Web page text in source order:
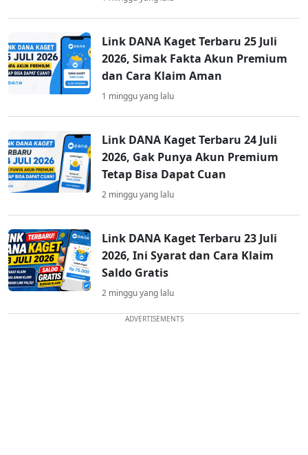
Link DANA Kaget Terbaru 25 Juli
2026, Simak Fakta Akun Premium
dan Cara Klaim Aman
1 minggu yang lalu
Link DANA Kaget Terbaru 24 Juli
2026, Gak Punya Akun Premium
Tetap Bisa Dapat Cuan
2 minggu yang lalu
Link DANA Kaget Terbaru 23 Juli
2026, Ini Syarat dan Cara Klaim
Saldo Gratis
2 minggu yang lalu
ADVERTISEMENTS